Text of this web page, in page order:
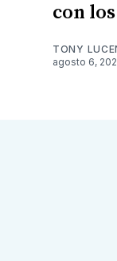
con
TONY
agosto 6,